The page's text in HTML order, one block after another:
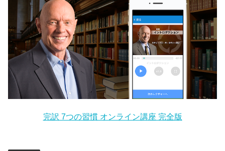
完訳 7つの習慣 オンライン講座 完全版